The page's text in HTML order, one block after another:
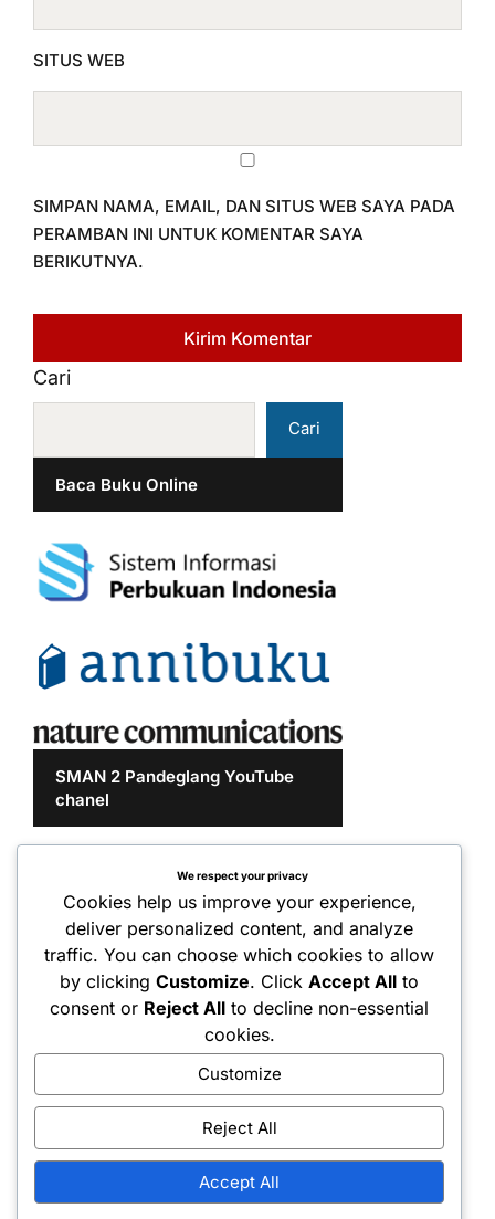
SITUS WEB
SIMPAN NAMA, EMAIL, DAN SITUS WEB SAYA PADA
PERAMBAN INI UNTUK KOMENTAR SAYA
BERIKUTNYA.
Cari
Cari
Baca Buku Online
SMAN 2 Pandeglang YouTube
chanel
We respect your privacy
Cookies help us improve your experience,
deliver personalized content, and analyze
traffic. You can choose which cookies to allow
by clickingCustomize. ClickAccept All to
consent or Reject All to decline non-essential
cookies.
Customize
Reject All
Accept All